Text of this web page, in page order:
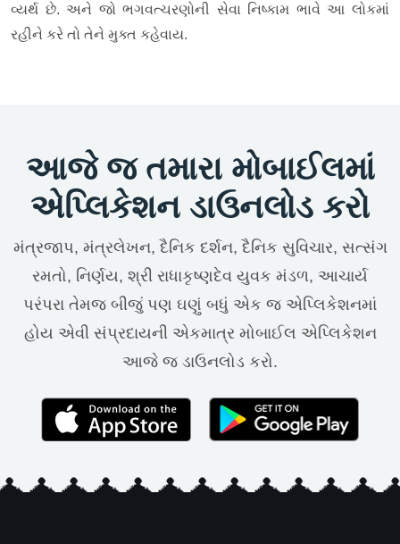
વ્યર્થ છે. અને જો ભગવત્ચરણોની સેવા નિષ્કામ ભાવે આ લોકમાં
રહીને કરે તો તેને મુક્ત કહેવાય.
આજે જ તમારા મોબાઈલમાં
એપ્લિકેશન ડાઉનલોડ કરો
મંત્રજાપ, મંત્રલેખન, દૈનિક દર્શન, દૈનિક સુવિચાર, સત્સંગ
રમતો, નિર્ણય, શ્રી રાધાકૃષ્ણદેવ યુવક મંડળ, આચાર્ય
પરંપરા તેમજ બીજું પણ ઘણું બધું એક જ એપ્લિકેશનમાં
હોય એવી સંપ્રદાયની એકમાત્ર મોબાઈલ એપ્લિકેશન
આજે જ ડાઉનલોડ કરો.